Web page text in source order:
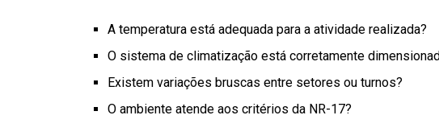
A temperatura está adequada para a atividade realizada?
O sistema de climatização está corretamente
Existem variações bruscas entre setores ou turnos?
O ambiente atende aos critérios da NR-17?